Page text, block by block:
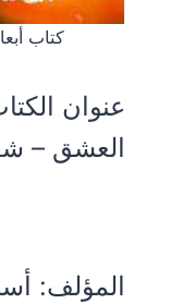
كتاب
عنوان
العشق –
المؤلف: